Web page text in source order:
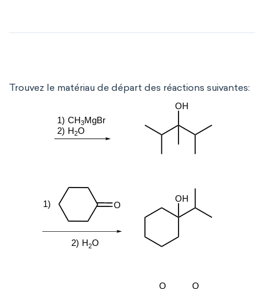
Trouvez le matériau de départ des réactions suivantes: